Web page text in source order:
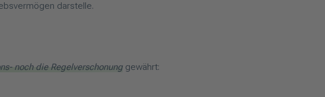
darstelle.
noch die Regelverschonung gewährt: